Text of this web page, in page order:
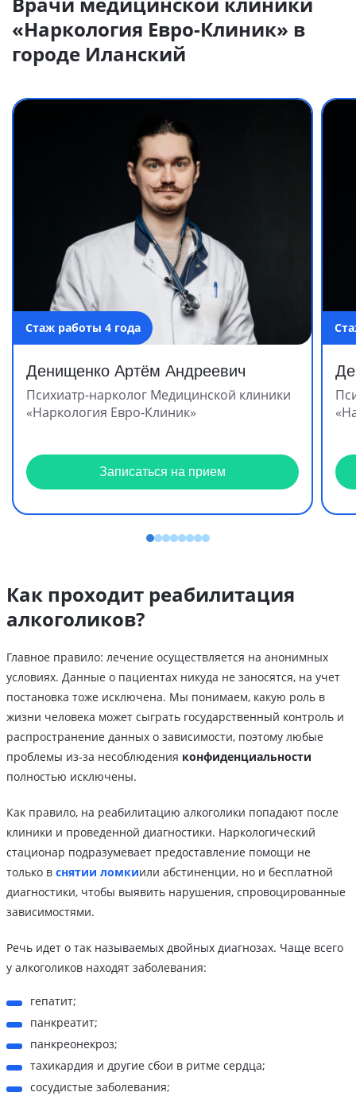
«Наркология Евро-Клиник» в
городе Иланский
Стаж работы 4 года
Денищенко Артём Андреевич
Психиатр-нарколог Медицинской клиники
«Наркология Евро-Клиник»
Записаться на прием
Как проходит реабилитация
алкоголиков?
Главное правило: лечение осуществляется на анонимных
условиях. Данные о пациентах никуда не заносятся, на учет
постановка тоже исключена. Мы понимаем, какую роль в
жизни человека может сыграть государственный контроль и
распространение данных о зависимости, поэтому любые
проблемы из-за несоблюдения конфиденциальности
полностью исключены.
Как правило, на реабилитацию алкоголики попадают после
клиники и проведенной диагностики. Наркологический
стационар подразумевает предоставление помощи не
только в снятии ломкиили абстиненции, но и бесплатной
диагностики, чтобы выявить нарушения, спровоцированные
зависимостями.
Речь идет о так называемых двойных диагнозах. Чаще всего
у алкоголиков находят заболевания:
гепатит;
панкреатит;
панкреонекроз;
тахикардия и другие сбои в ритме сердца;
сосудистые заболевания;